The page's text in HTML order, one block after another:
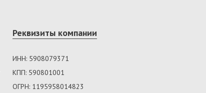
Реквизиты компании
ИНН: 5908079371
КПП: 590801001
ОГРН: 1195958014823